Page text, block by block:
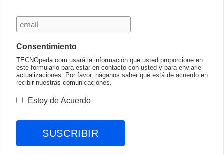
Consentimiento
TECNOpeda.com usará la información que usted proporcione en
este formulario para estar en contacto con usted y para enviarle
actualizaciones. Por favor, háganos saber qué está de acuerdo en
recibir nuestras comunicaciones.
Estoy de Acuerdo